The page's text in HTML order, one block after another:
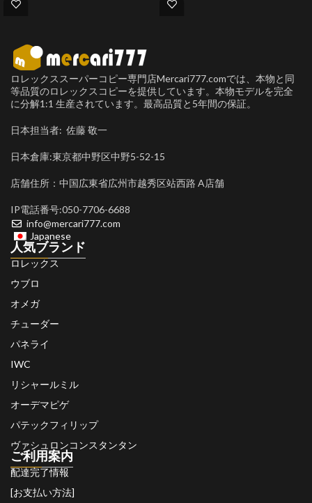
ロレックススーパーコピー専門店Mercari777.comでは、本物と同
等品質のロレックスコピーを提供しています。本物モデルを完全
に分解1:1 生産されています。最高品質と5年間の保証。
日本担当者: 佐藤 敬一
日本倉庫:東京都中野区中野5-52-15
店舗住所：中国広東省広州市越秀区站西路 A店舗
IP電話番号:050-7706-6688
info@mercari777.com
Japanese
人気ブランド
ロレックス
ウブロ
オメガ
チューダー
パネライ
IWC
リシャールミル
オーデマピゲ
パテックフィリップ
ヴァシュロンコンスタンタン
ご利用案内
配達完了情報
[お支払い方法]